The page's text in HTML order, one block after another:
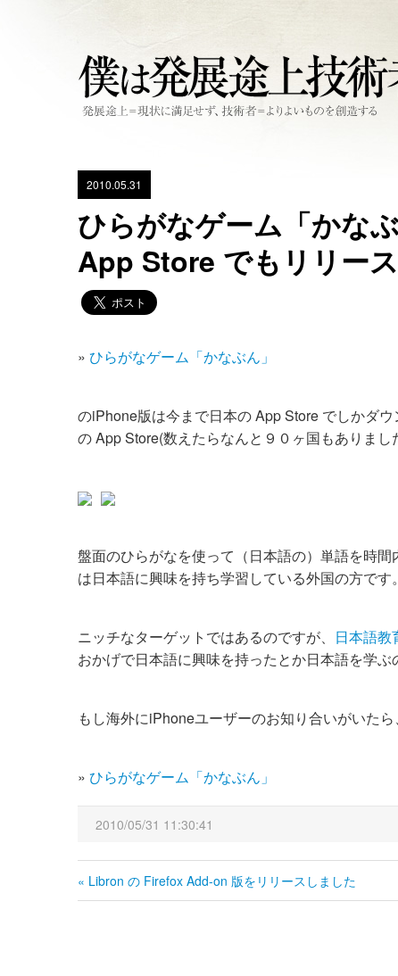
2010.05.31
ひらがなゲーム「かな
App Store でもリリー
» ひらがなゲーム「かなぶん」
のiPhone版は今まで日本の App Store でしかダ
の App Store(数えたらなんと９０ヶ国もありまし
盤面のひらがなを使って（日本語の）単語を時
は日本語に興味を持ち学習している外国の方です。
ニッチなターゲットではあるのですが、 日本語教
おかげで日本語に興味を持ったとか日本語を学
もし海外にiPhoneユーザーのお知り合いがいた
» ひらがなゲーム「かなぶん」
2010/05/31 11:30:41
« Libron の Firefox Add-on 版をリリースしました